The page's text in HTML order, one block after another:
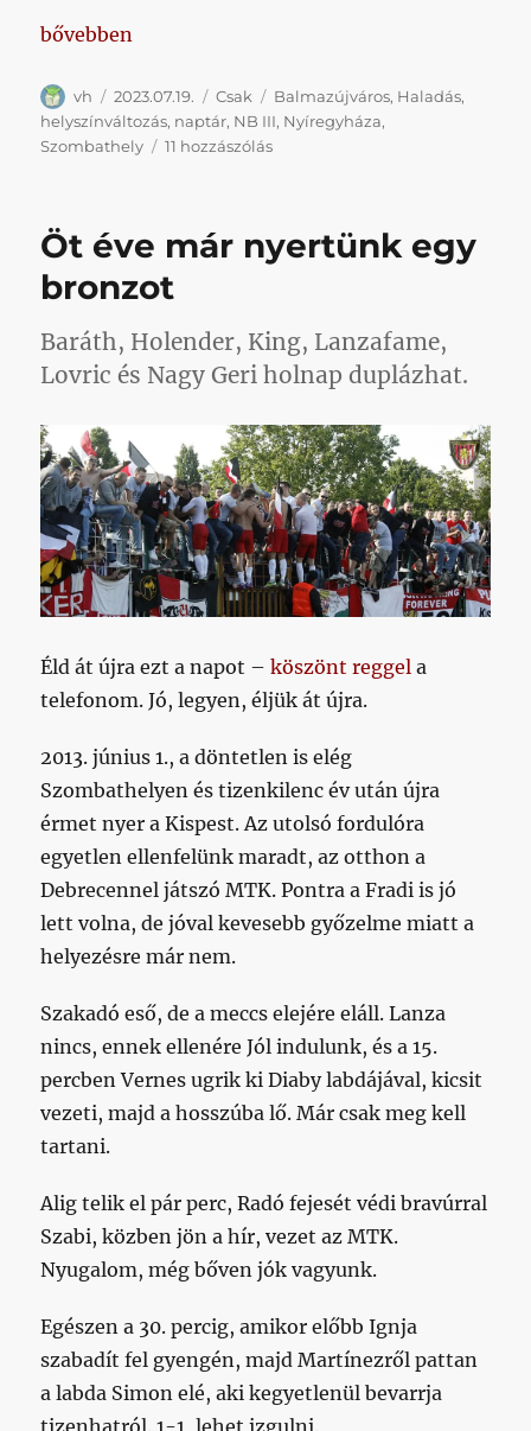
„Helyszínváltozások, frissített naptár”
bővebben
Szerző
vh Közzétéve
2023.07.19. Kategória
Csak Címke
Balmazújváros, Haladás,
helyszínváltozás, naptár, NB III, Nyíregyháza,
Szombathely
11 hozzászólásHelyszínváltozások,
bejegyzéshez
Öt éve már nyertünk egy
bronzot
Baráth, Holender, King, Lanzafame,
Lovric és Nagy Geri holnap duplázhat.
Éld át újra ezt a napot –köszönt reggel a
telefonom. Jó, legyen, éljük át újra.
2013. június 1., a döntetlen is elég
Szombathelyen és tizenkilenc év után újra
érmet nyer a Kispest. Az utolsó fordulóra
egyetlen ellenfelünk maradt, az otthon a
Debrecennel játszó MTK. Pontra a Fradi is jó
lett volna, de jóval kevesebb győzelme miatt a
helyezésre már nem.
Szakadó eső, de a meccs elejére eláll. Lanza
nincs, ennek ellenére Jól indulunk, és a 15.
percben Vernes ugrik ki Diaby labdájával, kicsit
vezeti, majd a hosszúba lő. Már csak meg kell
tartani.
Alig telik el pár perc, Radó fejesét védi bravúrral
Szabi, közben jön a hír, vezet az MTK.
Nyugalom, még bőven jók vagyunk.
Egészen a 30. percig, amikor előbb Ignja
szabadít fel gyengén, majd Martínezről pattan
a labda Simon elé, aki kegyetlenül bevarrja
tizenhatról. 1-1, lehet izgulni.